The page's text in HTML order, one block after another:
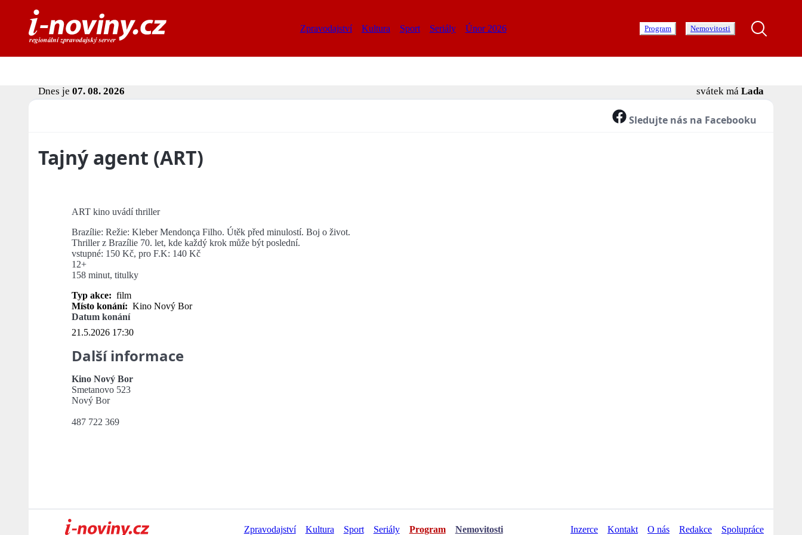
Zpravodajství Kultura Sport Seriály Únor 2026 Program Nemovitosti
Dnes je 07. 08. 2026 svátek má Lada
Sledujte nás na Facebooku
Tajný agent (ART)
ART kino uvádí thriller
Brazílie: Režie: Kleber Mendonça Filho. Útěk před minulostí. Boj o život.
Thriller z Brazílie 70. let, kde každý krok může být poslední.
vstupné: 150 Kč, pro F.K: 140 Kč
12+
158 minut, titulky
Typ akce: film
Místo konání: Kino Nový Bor
Datum konání
21.5.2026 17:30
Další informace
Kino Nový Bor
Smetanovo 523
Nový Bor
487 722 369
Zpravodajství Kultura Sport Seriály Program Nemovitosti Inzerce Kontakt O nás Redakce Spolupráce